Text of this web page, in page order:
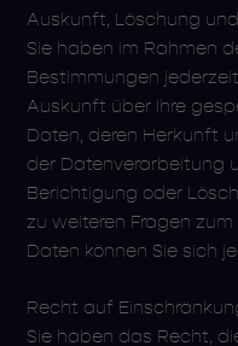
Auskunft, Löschung
Sie haben im Rahmen
Bestimmungen
Auskunft über Ihre
Daten, deren Herkunft
der Datenverarbeitung
Berichtigung oder
zu weiteren Fragen
Daten können Sie sich
Recht auf
Sie haben das Recht,